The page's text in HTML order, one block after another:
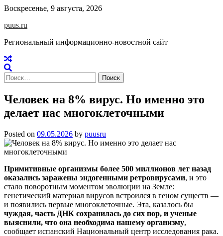
Skip
content
Воскресенье, 9 августа, 2026
puus.ru
Региональный информационно-новостной сайт
Найти:
Человек на 8% вирус. Но именно это
делает нас многоклеточными
Posted on 09.05.2026 by puusru
Примитивные организмы более 500 миллионов лет назад
оказались заражены эндогенными ретровирусами, и это
стало поворотным моментом эволюции на Земле:
генетический материал вирусов встроился в геном существ —
и появились первые многоклеточные. Эта, казалось бы
чуждая, часть ДНК сохранилась до сих пор, и ученые
выяснили, что она необходима нашему организму,
сообщает испанский Национальный центр исследования рака.